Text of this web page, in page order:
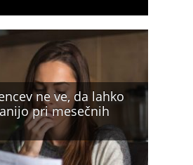
ne ve, da lahko
pri mesečnih